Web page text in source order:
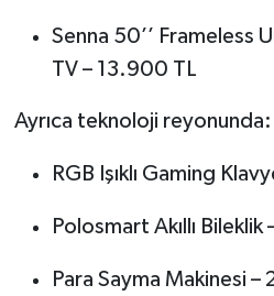
Senna 50’’ Frameless
TV – 13.900 TL
Ayrıca teknoloji reyonunda:
RGB Işıklı Gaming
Polosmart Akıllı Bileklik
Para Sayma Makinesi –